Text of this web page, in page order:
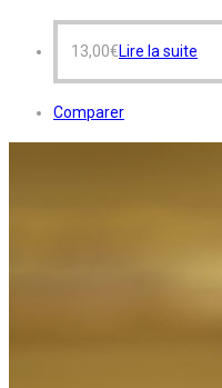
13,00€Lire la suite
Comparer